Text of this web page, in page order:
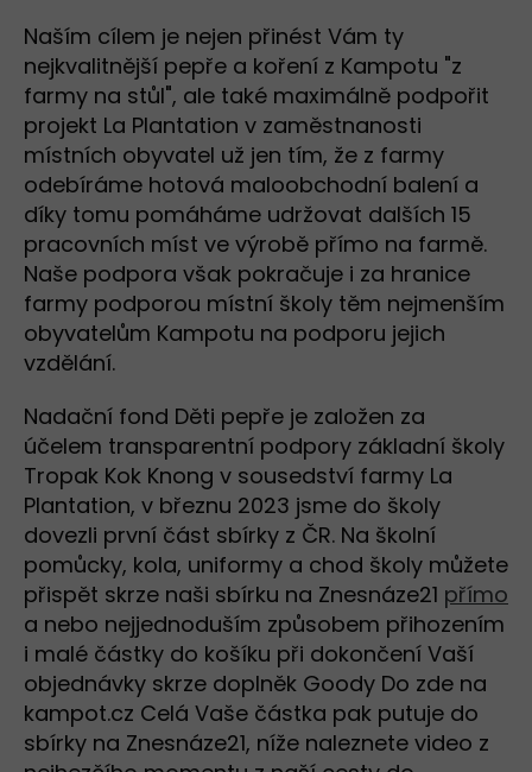
Naším cílem je nejen přinést Vám ty
nejkvalitnější pepře a koření z Kampotu "z
farmy na stůl", ale také maximálně podpořit
projekt La Plantation v zaměstnanosti
místních obyvatel už jen tím, že z farmy
odebíráme hotová maloobchodní balení a
díky tomu pomáháme udržovat dalších 15
pracovních míst ve výrobě přímo na farmě.
Naše podpora však pokračuje i za hranice
farmy podporou místní školy těm nejmenším
obyvatelům Kampotu na podporu jejich
vzdělání.
Nadační fond Děti pepře je založen za
účelem transparentní podpory základní školy
Tropak Kok Knong v sousedství farmy La
Plantation, v březnu 2023 jsme do školy
dovezli první část sbírky z ČR. Na školní
pomůcky, kola, uniformy a chod školy můžete
přispět skrze naši sbírku na Znesnáze21 přímo
a nebo nejjednoduším způsobem přihozením
i malé částky do košíku při dokončení Vaší
objednávky skrze doplněk Goody Do zde na
kampot.cz Celá Vaše částka pak putuje do
sbírky na Znesnáze21, níže naleznete video z